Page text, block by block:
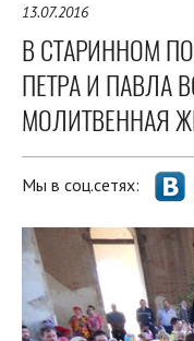
13.07.2016
В СТАРИННОМ
ПЕТРА И ПАВЛА
МОЛИТВЕННАЯ
Мы в соц.сетях: